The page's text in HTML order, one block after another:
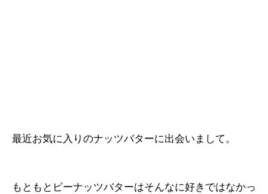
最近お気に入りのナッツバターに出会いまして。
もともとピーナッツバターはそんなに好きではなかっ